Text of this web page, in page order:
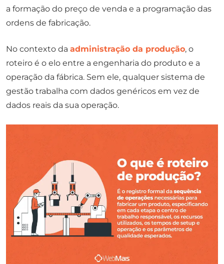
a formação do preço de venda e a programação das
ordens de fabricação.
No contexto da administração da produção, o
roteiro é o elo entre a engenharia do produto e a
operação da fábrica. Sem ele, qualquer sistema de
gestão trabalha com dados genéricos em vez de
dados reais da sua operação.